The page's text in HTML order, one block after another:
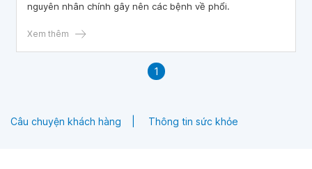
nguyên nhân chính gây nên các bệnh về phổi.
Xem thêm
1
Câu chuyện khách hàng Thông tin sức khỏe